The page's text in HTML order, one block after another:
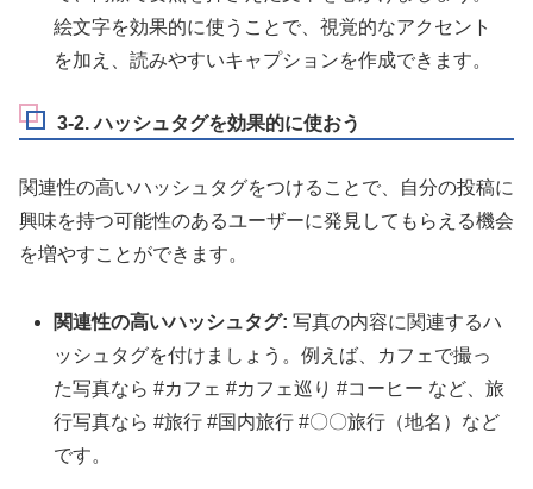
絵文字を効果的に使うことで、視覚的なアクセント
を加え、読みやすいキャプションを作成できます。
3-2. ハッシュタグを効果的に使おう
関連性の高いハッシュタグをつけることで、自分の投稿に
興味を持つ可能性のあるユーザーに発見してもらえる機会
を増やすことができます。
関連性の高いハッシュタグ: 写真の内容に関連するハ
ッシュタグを付けましょう。例えば、カフェで撮っ
た写真なら #カフェ #カフェ巡り #コーヒー など、旅
行写真なら #旅行 #国内旅行 #〇〇旅行（地名）など
です。